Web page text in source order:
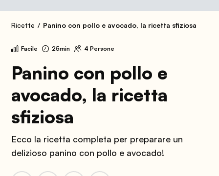
Mondo AIA
Ricette Panino con pollo e avocado, la ricetta sfiziosa
Facile 25min 4 Persone
Panino con pollo e
avocado, la ricetta
sfiziosa
Ecco la ricetta completa per preparare un
delizioso panino con pollo e avocado!